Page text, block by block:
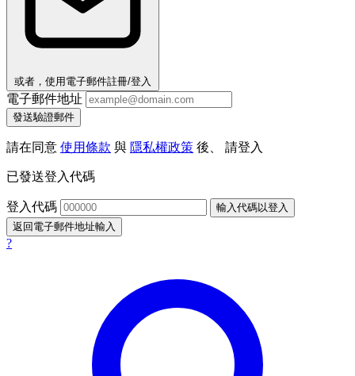
或者，使用電子郵件註冊/登入
電子郵件地址
發送驗證郵件
請在同意 使用條款 與 隱私權政策 後、 請登入
已發送登入代碼
登入代碼
輸入代碼以登入
返回電子郵件地址輸入
?